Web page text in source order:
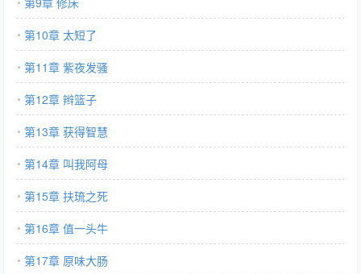
第10章 太短了
第11章 紫夜发骚
第12章 辫篮子
第13章 获得智慧
第14章 叫我阿母
第15章 扶琉之死
第16章 值一头牛
第17章 原味大肠